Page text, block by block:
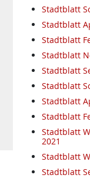
Stadtblatt
Stadtblatt
Stadtblatt
Stadtblatt
Stadtblatt
Stadtblatt
Stadtblatt
Stadtblatt
Stadtblatt
2021
Stadtblatt
Stadtblatt